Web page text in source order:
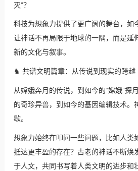
灭”？
科技为想象力提供了更广阔的舞台，如
让神话不再局限于地球的一隅，而是延
新的文化与叙事。
♞ 共谱文明篇章：从传说到现实的跨越
从嫦娥奔月的传说，到如今的“嫦娥”探
的奇珍异兽，到如今的基因编辑技术。
歇。
想象力始终在叩问一些问题，比如人类
抵达更丰盈的存在？古老的神话不断焕
于人文，共同书写着人类文明的进步和